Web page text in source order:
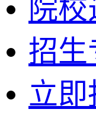
院
招生
立即